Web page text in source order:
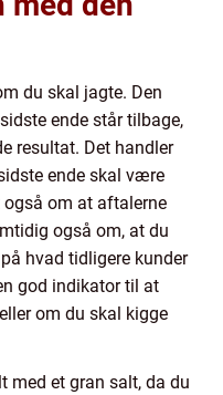
du skal jagte. Den
ende står tilbage,
resultat. Det handler
ende skal være
om at aftalerne
også om, at du
hvad tidligere kunder
god indikator til at
om du skal kigge
med et gran salt, da du